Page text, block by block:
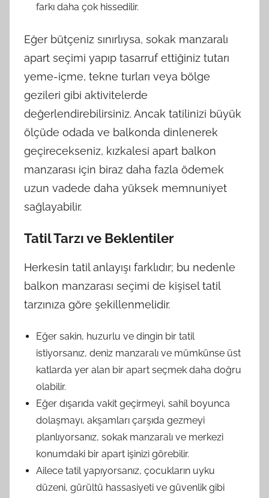
farkı daha çok hissedilir.
Eğer bütçeniz sınırlıysa, sokak manzaralı
apart seçimi yapıp tasarruf ettiğiniz tutarı
yeme-içme, tekne turları veya bölge
gezileri gibi aktivitelerde
değerlendirebilirsiniz. Ancak tatilinizi büyük
ölçüde odada ve balkonda dinlenerek
geçirecekseniz, kızkalesi apart balkon
manzarası için biraz daha fazla ödemek
uzun vadede daha yüksek memnuniyet
sağlayabilir.
Tatil Tarzı ve Beklentiler
Herkesin tatil anlayışı farklıdır; bu nedenle
balkon manzarası seçimi de kişisel tatil
tarzınıza göre şekillenmelidir.
Eğer sakin, huzurlu ve dingin bir tatil
istiyorsanız, deniz manzaralı ve mümkünse üst
katlarda yer alan bir apart seçmek daha doğru
olabilir.
Eğer dışarıda vakit geçirmeyi, sahil boyunca
dolaşmayı, akşamları çarşıda gezmeyi
planlıyorsanız, sokak manzaralı ve merkezi
konumdaki bir apart işinizi görebilir.
Ailece tatil yapıyorsanız, çocukların uyku
düzeni, gürültü hassasiyeti ve güvenlik gibi